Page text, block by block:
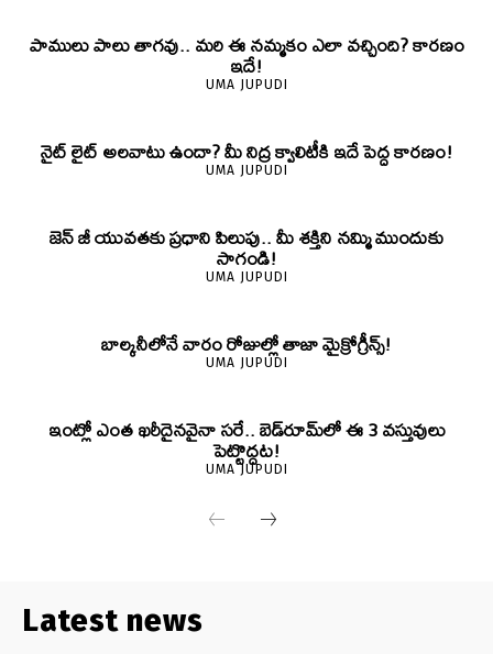
పాములు పాలు తాగవు.. మరి ఈ నమ్మకం ఎలా వచ్చింది? కారణం
ఇదే!
UMA JUPUDI
నైట్ లైట్ అలవాటు ఉందా? మీ నిద్ర క్వాలిటీకి ఇదే పెద్ద కారణం!
UMA JUPUDI
జెన్‌ జీ యువతకు ప్రధాని పిలుపు.. మీ శక్తిని నమ్మి ముందుకు
సాగండి!
UMA JUPUDI
బాల్కనీలోనే వారం రోజుల్లో తాజా మైక్రోగ్రీన్స్‌!
UMA JUPUDI
ఇంట్లో ఎంత ఖరీదైనవైనా సరే.. బెడ్‌రూమ్‌లో ఈ 3 వస్తువులు
పెట్టొద్దట!
UMA JUPUDI
Latest news